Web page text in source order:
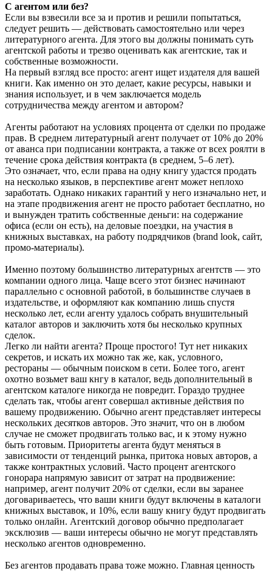
С агентом или без?
Если вы взвесили все за и против и решили попытаться,
следует решить — действовать самостоятельно или через
литературного агента. Для этого вы должны понимать суть
агентской работы и трезво оценивать как агентские, так и
собственные возможности.
На первый взгляд все просто: агент ищет издателя для вашей
книги. Как именно он это делает, какие ресурсы, навыки и
знания использует, и в чем заключается модель
сотрудничества между агентом и автором?
Агенты работают на условиях процента от сделки по продаже
прав. В среднем литературный агент получает от 10% до 20%
от аванса при подписании контракта, а также от всех роялти в
течение срока действия контракта (в среднем, 5–6 лет).
Это означает, что, если права на одну книгу удастся продать
на несколько языков, в перспективе агент может неплохо
заработать. Однако никаких гарантий у него изначально нет, и
на этапе продвижения агент не просто работает бесплатно, но
и вынужден тратить собственные деньги: на содержание
офиса (если он есть), на деловые поездки, на участия в
книжных выставках, на работу подрядчиков (brand look, сайт,
промо-материалы).
Именно поэтому большинство литературных агентств — это
компании одного лица. Чаще всего этот бизнес начинают
параллельно с основной работой, в большинстве случаев в
издательстве, и оформляют как компанию лишь спустя
несколько лет, если агенту удалось собрать внушительный
каталог авторов и заключить хотя бы несколько крупных
сделок.
Легко ли найти агента? Проще простого! Тут нет никаких
секретов, и искать их можно так же, как, условного,
рестораны — обычным поиском в сети. Более того, агент
охотно возьмет ваш кнгу в каталог, ведь дополнительный в
агентском каталоге никогда не повредит. Гораздо труднее
сделать так, чтобы агент совершал активные действия по
вашему продвижению. Обычно агент представляет интересы
нескольких десятков авторов. Это значит, что он в любом
случае не сможет продвигать только вас, и к этому нужно
быть готовым. Приоритеты агента будут меняться в
зависимости от тенденций рынка, притока новых авторов, а
также контрактных условий. Часто процент агентского
гонорара напрямую зависит от затрат на продвижение:
например, агент получит 20% от сделки, если вы заранее
договариваетесь, что ваши книги будут включены в каталоги
книжных выставок, и 10%, если вашу книгу будут продвигать
только онлайн. Агентский договор обычно предполагает
эксклюзив — ваши интересы обычно не могут представлять
несколько агентов одновременно.
Без агентов продавать права тоже можно. Главная ценность